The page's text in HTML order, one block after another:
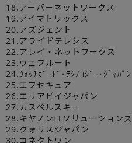
18.アーバーネットワークス
19.アイマトリックス
20.アズジェント
21.アライドテレシス
22.アレイ・ネットワークス
23.ウェブルート
24.ｳｫｯﾁｶﾞｰﾄﾞ･ﾃｸﾉﾛｼﾞｰ･ｼﾞｬﾊﾟﾝ
25.エフセキュア
26.エリアビイジャパン
27.カスペルスキー
28.キヤノンITソリューションズ
29.クォリスジャパン
30.コネクトワン